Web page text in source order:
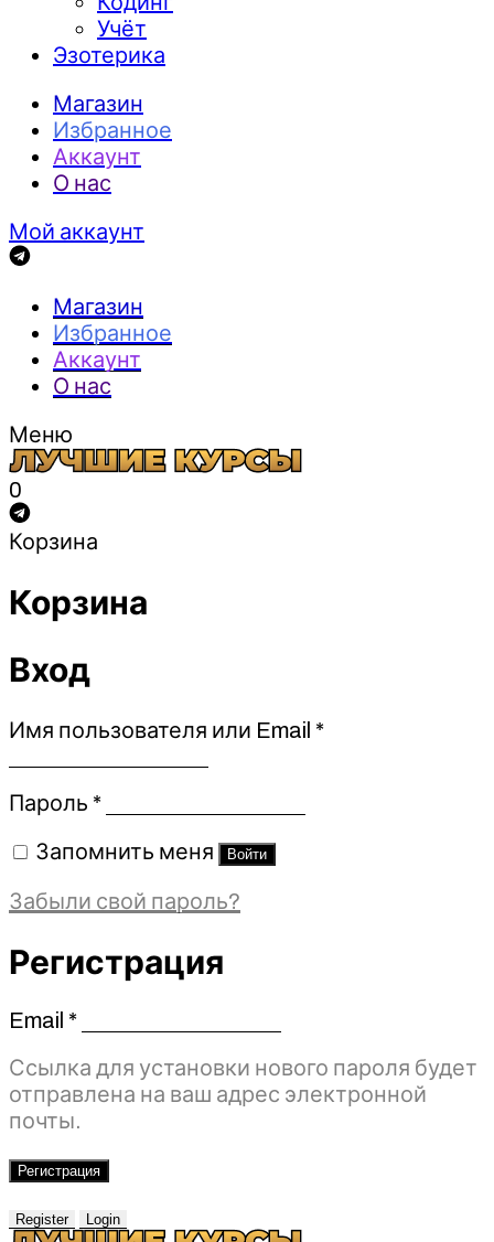
Учёт
Эзотерика
Магазин
Избранное
Аккаунт
О нас
Мой аккаунт
Магазин
Избранное
Аккаунт
О нас
Меню
0
Корзина
Корзина
Вход
Имя пользователя или Email *Обязательно
Пароль *Обязательно
Запомнить меня Войти
Забыли свой пароль?
Регистрация
Email *Обязательно
Ссылка для установки нового пароля будет
отправлена ​​на ваш адрес электронной
почты.
Регистрация
Register Login